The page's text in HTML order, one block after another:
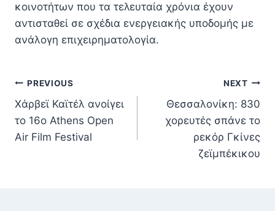
κοινοτήτων που τα τελευταία χρόνια έχουν
αντισταθεί σε σχέδια ενεργειακής υποδομής με
ανάλογη επιχειρηματολογία.
Πλοήγηση
άρθρων
PREVIOUS
Χάρβεϊ Καϊτέλ ανοίγει
το 16ο Athens Open
Air Film Festival
NEXT
Θεσσαλονίκη: 830
χορευτές σπάνε το
ρεκόρ Γκίνες
ζεϊμπέκικου